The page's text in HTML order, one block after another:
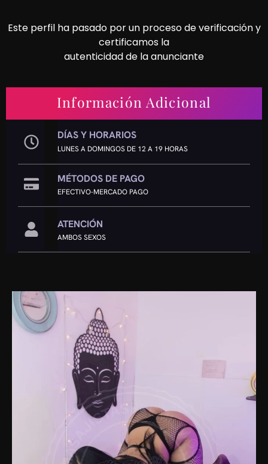
Este perfil ha pasado por un proceso de verificación y
certificamos la
autenticidad de la anunciante
Información Adicional
DÍAS Y HORARIOS
LUNES A DOMINGOS DE 12 A 19 HORAS
MÉTODOS DE PAGO
EFECTIVO-MERCADO PAGO
ATENCIÓN
AMBOS SEXOS